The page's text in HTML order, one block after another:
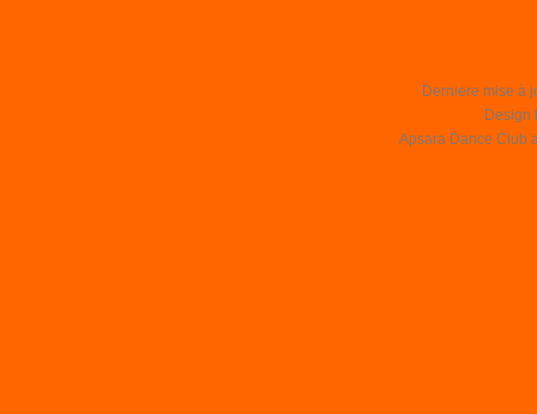
Derniere mise à
Design
Apsara Dance Club